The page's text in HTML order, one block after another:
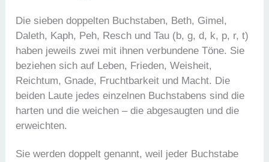
Die sieben doppelten Buchstaben, Beth, Gimel,
Daleth, Kaph, Peh, Resch und Tau (b, g, d, k, p, r, t)
haben jeweils zwei mit ihnen verbundene Töne. Sie
beziehen sich auf Leben, Frieden, Weisheit,
Reichtum, Gnade, Fruchtbarkeit und Macht. Die
beiden Laute jedes einzelnen Buchstabens sind die
harten und die weichen – die abgesaugten und die
erweichten.
Sie werden doppelt genannt, weil jeder Buchstabe